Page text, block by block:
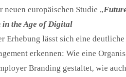
neuen europäischen Studie „
the Age of Digital
Erhebung lässt sich eine
erkennen: Wie eine
Branding gestaltet, wie